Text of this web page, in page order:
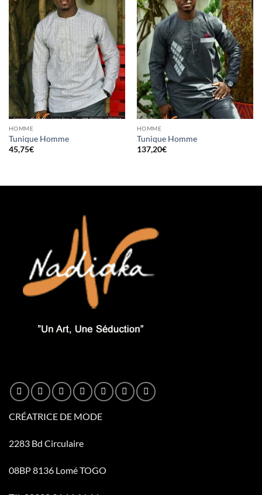
HOMME
Tunique Homme
45,75€
HOMME
Tunique Homme
137,20€
CRÉATRICE DE MODE
2283 Bd Circulaire
08BP 8136 Lomé TOGO